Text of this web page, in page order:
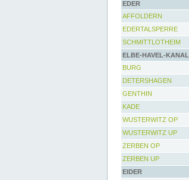
EDER
AFFOLDERN
EDERTALSPERRE
SCHMITTLOTHEIM
ELBE-HAVEL-KANAL
BURG
DETERSHAGEN
GENTHIN
KADE
WUSTERWITZ OP
WUSTERWITZ UP
ZERBEN OP
ZERBEN UP
EIDER